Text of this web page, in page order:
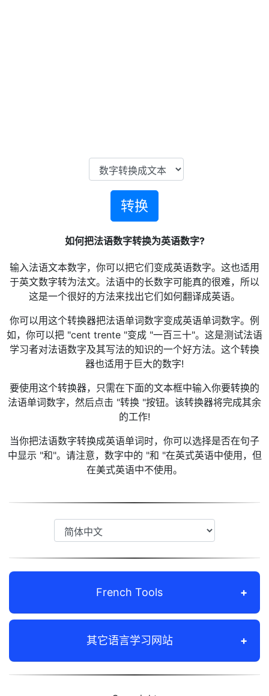
转换
如何把法语数字转换为英语数字?
输入法语文本数字，你可以把它们变成英语数字。这也适用
于英文数字转为法文。法语中的长数字可能真的很难，所以
这是一个很好的方法来找出它们如何翻译成英语。
你可以用这个转换器把法语单词数字变成英语单词数字。例
如，你可以把 "cent trente "变成 "一百三十"。这是测试法语
学习者对法语数字及其写法的知识的一个好方法。这个转换
器也适用于巨大的数字!
要使用这个转换器，只需在下面的文本框中输入你要转换的
法语单词数字，然后点击 "转换 "按钮。该转换器将完成其余
的工作!
当你把法语数字转换成英语单词时，你可以选择是否在句子
中显示 "和"。请注意，数字中的 "和 "在英式英语中使用，但
在美式英语中不使用。
French Tools
其它语言学习网站